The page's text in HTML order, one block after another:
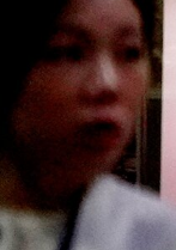
Partners
News
Shop
Contatti
VISITA
Info